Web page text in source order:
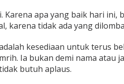
Karena apa yang baik hari ini,
karena tidak ada yang
kesediaan untuk terus
Ia bukan demi nama atau
butuh aplaus.